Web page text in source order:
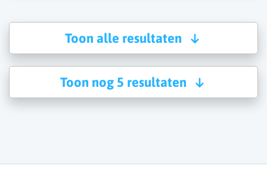
Toon alle resultaten
Toon nog 5 resultaten